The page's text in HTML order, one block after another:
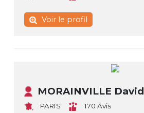
Voir le profil
MORAINVILLE David
PARIS 170 Avis